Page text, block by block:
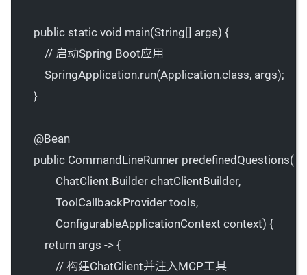
public static void main(String[] args) {
// 启动Spring Boot应用
SpringApplication.run(Application.class, args);
}
@Bean
public CommandLineRunner predefinedQuestions(
ChatClient.Builder chatClientBuilder,
ToolCallbackProvider tools,
ConfigurableApplicationContext context) {
return args -> {
// 构建ChatClient并注入MCP工具